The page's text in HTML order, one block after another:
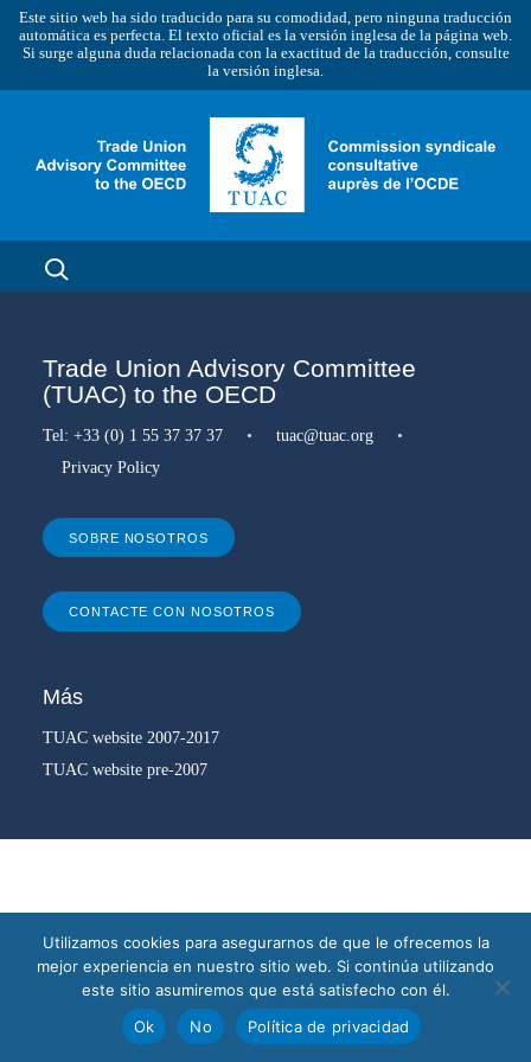
Este sitio web ha sido traducido para su comodidad, pero ninguna traducción
automática es perfecta. El texto oficial es la versión inglesa de la página web.
Si surge alguna duda relacionada con la exactitud de la traducción, consulte
la versión inglesa.
Trade Union Advisory Committee
(TUAC) to the OECD
Tel: +33 (0) 1 55 37 37 37 • tuac@tuac.org
•
Privacy Policy
SOBRE NOSOTROS
CONTACTE CON NOSOTROS
Más
TUAC website 2007-2017
TUAC website pre-2007
Utilizamos cookies para asegurarnos de que le ofrecemos la
mejor experiencia en nuestro sitio web. Si continúa utilizando
este sitio asumiremos que está satisfecho con él.
Ok
No Política de privacidad